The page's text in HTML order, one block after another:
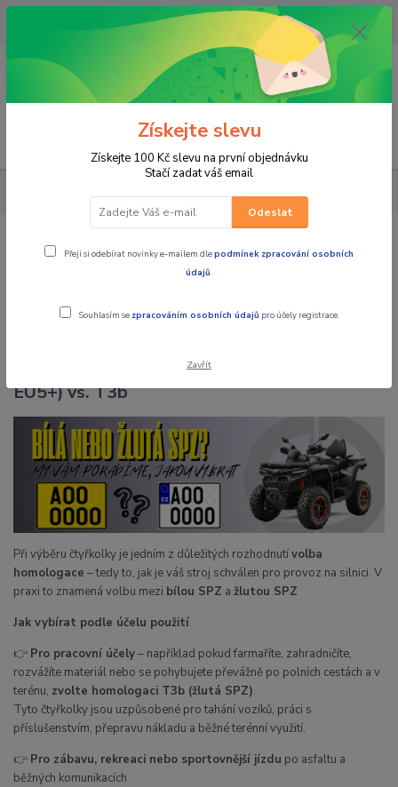
OPAVA 733537099/HLUČÍN
734541648/OLOMOUC 734593593
0,00 CZK
Výběr čtyřkolky - bílou nebo žlutou SPZ?
Výběr čtyřkolky - bílou nebo
homologaci čtyřkolky zvolit – L7e (EU5,
EU5+) vs. T3b
Při výběru čtyřkolky je jedním z důležitých rozhodnutívolba
homologace – tedy to, jak je váš stroj schválen pro provoz na silnici. V
praxi to znamená volbu mezi bílou SPZ a žlutou SPZ
Jak vybírat podle účelu použití
👉 Pro pracovní účely– například pokud farmaříte, zahradničíte,
rozvážíte materiál nebo se pohybujete převážně po polních cestách a v
terénu, zvolte homologaci T3b (žlutá SPZ).
Tyto čtyřkolky jsou uzpůsobené pro tahání vozíků, práci s
příslušenstvím, přepravu nákladu a běžné terénní využití.
👉 Pro zábavu, rekreaci nebo sportovnější jízdu po asfaltu a
běžných komunikacích
Získejte slevu
Získejte 100 Kč slevu na první objednávku
Stačí zadat váš email
Odeslat
Přeji si odebírat novinky e-mailem dlepodmínek zpracování osobních
údajů.
Souhlasím se zpracováním osobních údajů pro účely registrace.
Zavřít